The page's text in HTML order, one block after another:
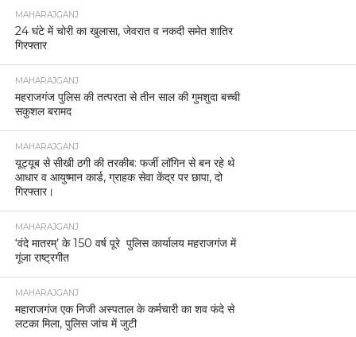
MAHARAJGANJ
24 घंटे में चोरी का खुलासा, जेवरात व नकदी समेत शातिर
गिरफ्तार
MAHARAJGANJ
महराजगंज पुलिस की तत्परता से तीन साल की गुमशुदा बच्ची
सकुशल बरामद
MAHARAJGANJ
यूट्यूब से सीखी ठगी की तरकीब: फर्जी लॉगिन से बन रहे थे
आधार व आयुष्मान कार्ड, ग्राहक सेवा केंद्र पर छापा, दो
गिरफ्तार।
MAHARAJGANJ
‘वंदे मातरम्’ के 150 वर्ष पूरे पुलिस कार्यालय महराजगंज में
गूंजा राष्ट्रगीत
MAHARAJGANJ
महाराजगंज एक निजी अस्पताल के कर्मचारी का शव फंदे से
लटका मिला, पुलिस जांच में जुटी